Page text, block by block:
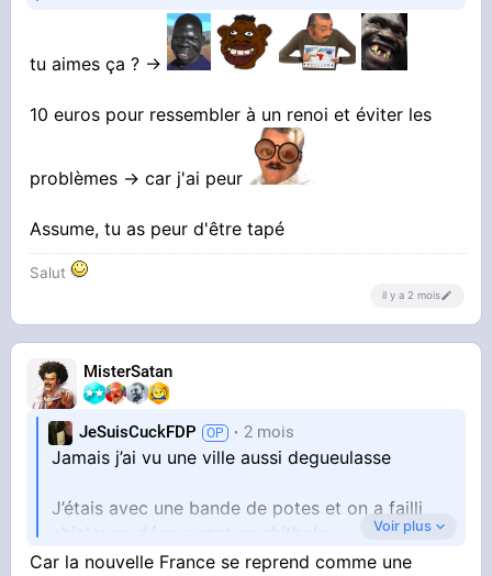
tu aimes ça ? ->
10 euros pour ressembler à un renoi et éviter les
problèmes -> car j'ai peur
Assume, tu as peur d'être tapé
Salut
il y a 2 mois
MisterSatan
JeSuisCuckFDP 2 mois
Jamais j’ai vu une ville aussi degueulasse
J’étais avec une bande de potes et on a failli
chialer en découvrant ce shithole
Voir plus
Car la nouvelle France se reprend comme une